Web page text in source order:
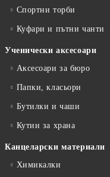
Спортни торби
Куфари и пътни чанти
Ученически аксесоари
Аксесоари за бюро
Папки, класьори
Бутилки и чаши
Кутии за храна
Канцеларски материали
Химикалки